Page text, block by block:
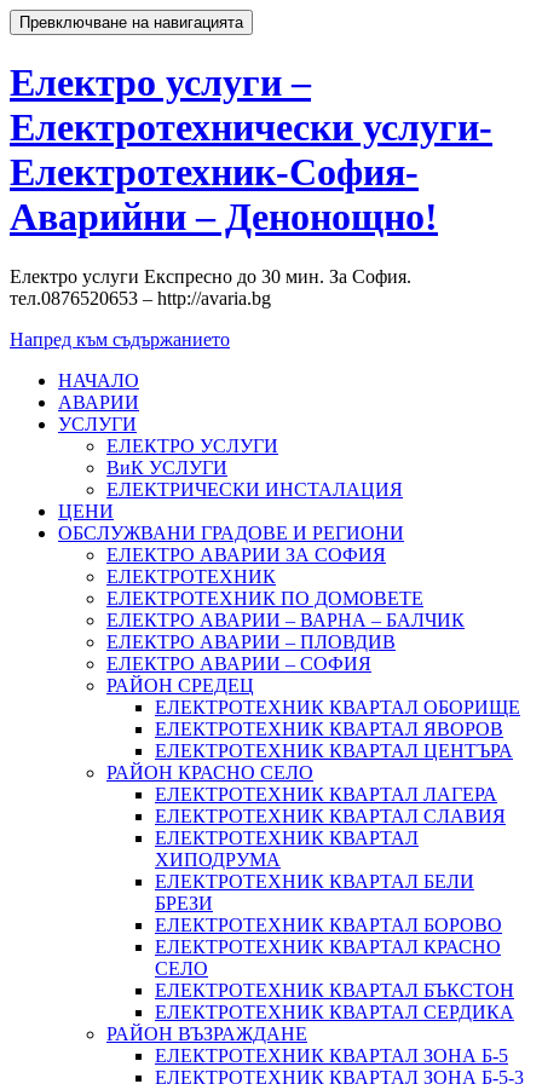
Превключване на навигацията
Електро услуги –
Електротехнически услуги-
Електротехник-София-
Аварийни – Денонощно!
Електро услуги Експресно до 30 мин. За София.
тел.0876520653 – http://avaria.bg
Напред към съдържанието
НАЧАЛО
АВАРИИ
УСЛУГИ
ЕЛЕКТРО УСЛУГИ
ВиК УСЛУГИ
ЕЛЕКТРИЧЕСКИ ИНСТАЛАЦИЯ
ЦЕНИ
ОБСЛУЖВАНИ ГРАДОВЕ И РЕГИОНИ
ЕЛЕКТРО АВАРИИ ЗА СОФИЯ
ЕЛЕКТРОТЕХНИК
ЕЛЕКТРОТЕХНИК ПО ДОМОВЕТЕ
ЕЛЕКТРО АВАРИИ – ВАРНА – БАЛЧИК
ЕЛЕКТРО АВАРИИ – ПЛОВДИВ
ЕЛЕКТРО АВАРИИ – СОФИЯ
РАЙОН СРЕДЕЦ
ЕЛЕКТРОТЕХНИК КВАРТАЛ ОБОРИЩЕ
ЕЛЕКТРОТЕХНИК КВАРТАЛ ЯВОРОВ
ЕЛЕКТРОТЕХНИК КВАРТАЛ ЦЕНТЪРА
РАЙОН КРАСНО СЕЛО
ЕЛЕКТРОТЕХНИК КВАРТАЛ ЛАГЕРА
ЕЛЕКТРОТЕХНИК КВАРТАЛ СЛАВИЯ
ЕЛЕКТРОТЕХНИК КВАРТАЛ
ХИПОДРУМА
ЕЛЕКТРОТЕХНИК КВАРТАЛ БЕЛИ
БРЕЗИ
ЕЛЕКТРОТЕХНИК КВАРТАЛ БОРОВО
ЕЛЕКТРОТЕХНИК КВАРТАЛ КРАСНО
СЕЛО
ЕЛЕКТРОТЕХНИК КВАРТАЛ БЪКСТОН
ЕЛЕКТРОТЕХНИК КВАРТАЛ СЕРДИКА
РАЙОН ВЪЗРАЖДАНЕ
ЕЛЕКТРОТЕХНИК КВАРТАЛ ЗОНА Б-5
ЕЛЕКТРОТЕХНИК КВАРТАЛ ЗОНА Б-5-3